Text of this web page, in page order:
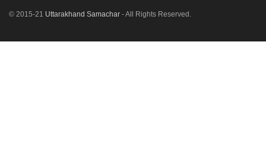
© 2015-21 Uttarakhand Samachar - All Rights Reserved.